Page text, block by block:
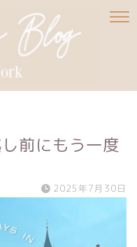
前にもう一度
2025年7月30日